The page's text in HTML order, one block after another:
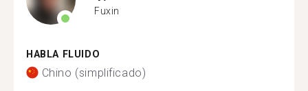
Fuxin
HABLA FLUIDO
Chino (simplificado)